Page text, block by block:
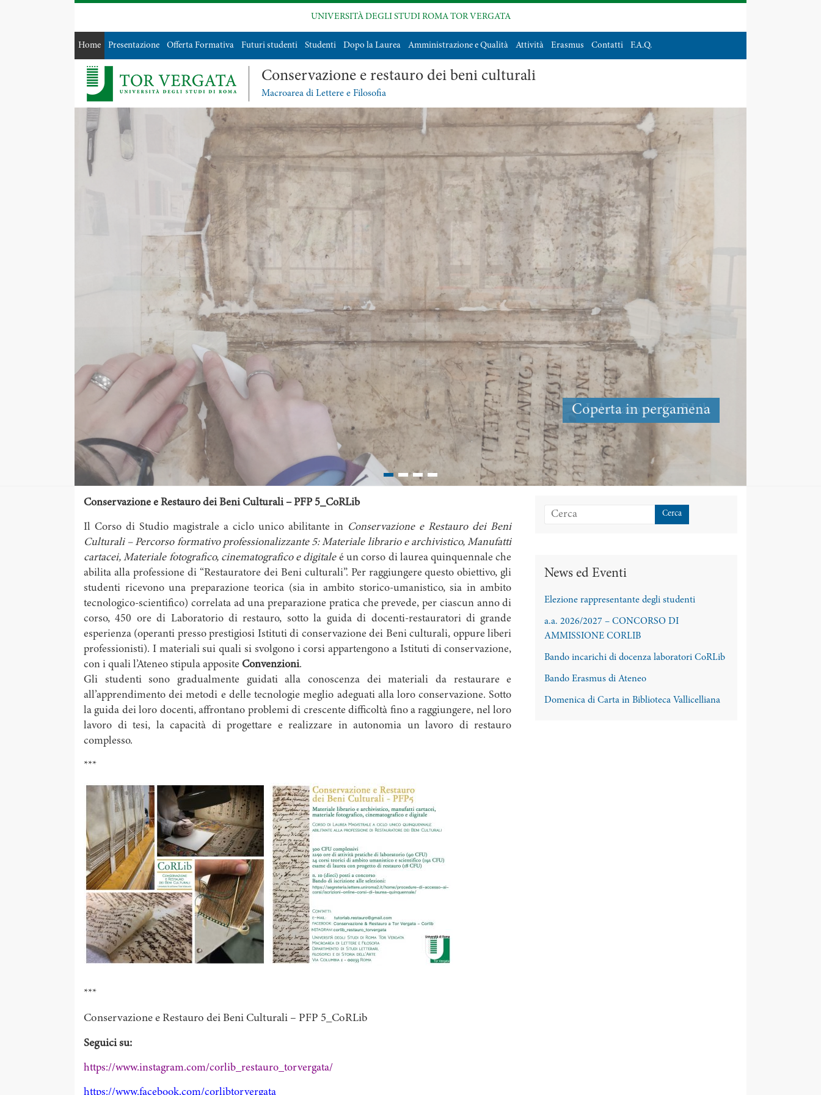
UNIVERSITÀ DEGLI STUDI ROMA TOR VERGATA
Home Presentazione Offerta Formativa Futuri studenti Studenti Dopo la Laurea Amministrazione e Qualità Attività Erasmus Contatti F.A.Q.
Conservazione e restauro dei beni culturali
Macroarea di Lettere e Filosofia
Laboratorio CoRLib
Conservazione e Restauro dei Beni Culturali – PFP 5_CoRLib
Il Corso di Studio magistrale a ciclo unico abilitante in Conservazione e Restauro dei Beni
Culturali – Percorso formativo professionalizzante 5: Materiale librario e archivistico, Manufatti
cartacei, Materiale fotografico, cinematografico e digitale é un corso di laurea quinquennale che
abilita alla professione di “Restauratore dei Beni culturali”. Per raggiungere questo obiettivo, gli
studenti ricevono una preparazione teorica (sia in ambito storico-umanistico, sia in ambito
tecnologico-scientifico) correlata ad una preparazione pratica che prevede, per ciascun anno di
corso, 450 ore di Laboratorio di restauro, sotto la guida di docenti-restauratori di grande
esperienza (operanti presso prestigiosi Istituti di conservazione dei Beni culturali, oppure liberi
professionisti). I materiali sui quali si svolgono i corsi appartengono a Istituti di conservazione,
con i quali l’Ateneo stipula apposite Convenzioni.
Gli studenti sono gradualmente guidati alla conoscenza dei materiali da restaurare e
all’apprendimento dei metodi e delle tecnologie meglio adeguati alla loro conservazione. Sotto
la guida dei loro docenti, affrontano problemi di crescente difficoltà fino a raggiungere, nel loro
lavoro di tesi, la capacità di progettare e realizzare in autonomia un lavoro di restauro
complesso.
***
***
Conservazione e Restauro dei Beni Culturali – PFP 5_CoRLib
Seguici su:
https://www.instagram.com/corlib_restauro_torvergata/
https://www.facebook.com/corlibtorvergata
News ed Eventi
Elezione rappresentante degli studenti
a.a. 2026/2027 – CONCORSO DI
AMMISSIONE CORLIB
Bando incarichi di docenza laboratori CoRLib
Bando Erasmus di Ateneo
Domenica di Carta in Biblioteca Vallicelliana